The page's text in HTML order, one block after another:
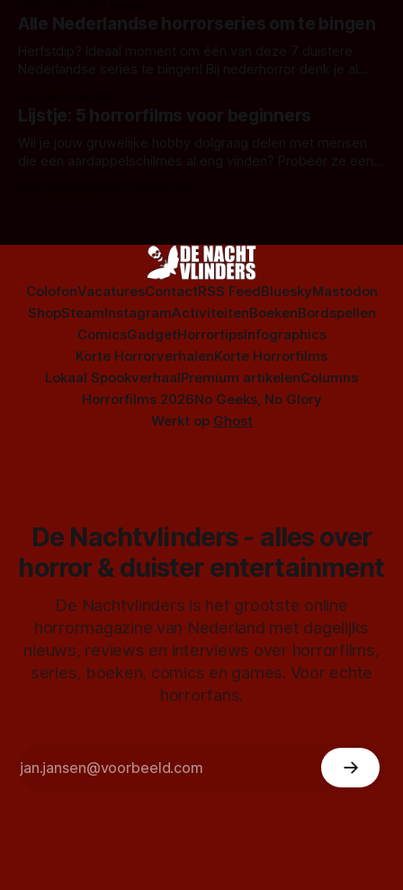
Alle Nederlandse horrorseries om te bingen
Herfstdip? Ideaal moment om één van deze 7 duistere
Nederlandse series te bingen! Bij nederhorror denk je al
Amsterdamned of The Johnsons. Maar Nederlandse horror
is niet beperkt tot films. Hier een aantal Nederlandse tv-
series uit het duistere of horrorgenre. Als
Lijstje: 5 horrorfilms voor beginners
Wil je jouw gruwelijke hobby dolgraag delen met mensen
die een aardappelschilmes al eng vinden? Probeer ze eens
ColofonVacaturesContactRSS FeedBlueskyMastodon
ShopSteamInstagramActiviteitenBoekenBordspellen
ComicsGadgetHorrortipsInfographics
Korte HorrorverhalenKorte Horrorfilms
Lokaal SpookverhaalPremium artikelenColumns
Horrorfilms 2026No Geeks, No Glory
Werkt op Ghost
De Nachtvlinders - alles over
horror & duister entertainment
De Nachtvlinders is het grootste online
horrormagazine van Nederland met dagelijks
nieuws, reviews en interviews over horrorfilms,
series, boeken, comics en games. Voor echte
horrorfans.